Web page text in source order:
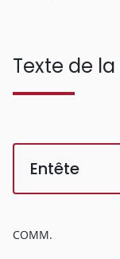
Texte de la
Entête
COMM.